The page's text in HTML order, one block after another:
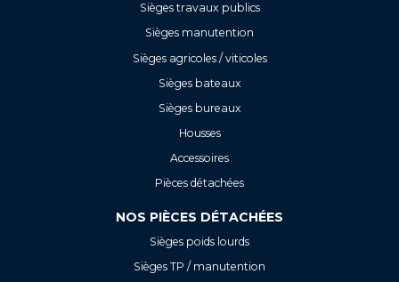
Sièges travaux publics
Sièges manutention
Sièges agricoles / viticoles
Sièges bateaux
Sièges bureaux
Housses
Accessoires
Pièces détachées
NOS PIÈCES DÉTACHÉES
Sièges poids lourds
Sièges TP / manutention